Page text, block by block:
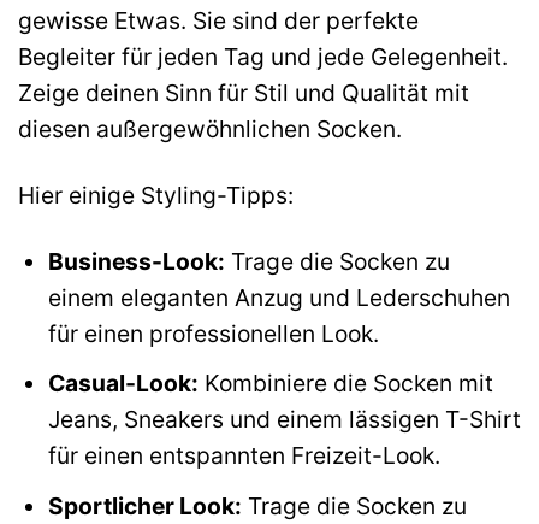
gewisse Etwas. Sie sind der perfekte
Begleiter für jeden Tag und jede Gelegenheit.
Zeige deinen Sinn für Stil und Qualität mit
diesen außergewöhnlichen Socken.
Hier einige Styling-Tipps:
Business-Look: Trage die Socken zu
einem eleganten Anzug und Lederschuhen
für einen professionellen Look.
Casual-Look: Kombiniere die Socken mit
Jeans, Sneakers und einem lässigen T-Shirt
für einen entspannten Freizeit-Look.
Sportlicher Look: Trage die Socken zu